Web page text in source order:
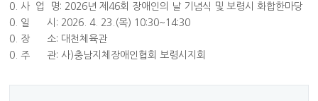
0. 사 업 명: 2026년 제46회 장애인의 날 기념식 및 보령시 화합한마당
0. 일 시: 2026. 4. 23.(목) 10:30~14:30
0. 장 소: 대천체육관
0. 주 관: 사)충남지체장애인협회 보령시지회